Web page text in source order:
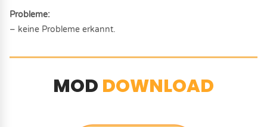
Probleme:
– keine Probleme erkannt.
MOD DOWNLOAD